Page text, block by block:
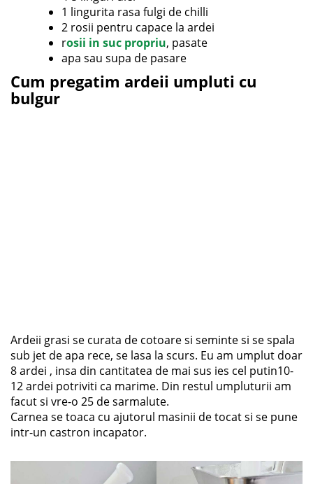
1 lingurita rasa fulgi de chilli
2 rosii pentru capace la ardei
rosii in suc propriu, pasate
apa sau supa de pasare
Cum pregatim ardeii umpluti cu
bulgur
Ardeii grasi se curata de cotoare si seminte si se spala
sub jet de apa rece, se lasa la scurs. Eu am umplut doar
8 ardei , insa din cantitatea de mai sus ies cel putin10-
12 ardei potriviti ca marime. Din restul umpluturii am
facut si vre-o 25 de sarmalute.
Carnea se toaca cu ajutorul masinii de tocat si se pune
intr-un castron incapator.